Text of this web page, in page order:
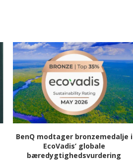
BenQ modtager bronzemedalje i
EcoVadis’ globale
bæredygtighedsvurdering